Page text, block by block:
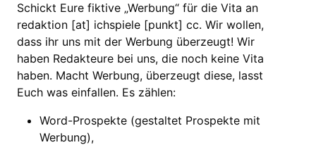
Schickt Eure fiktive „Werbung“ für die Vita an
redaktion [at] ichspiele [punkt] cc. Wir wollen,
dass ihr uns mit der Werbung überzeugt! Wir
haben Redakteure bei uns, die noch keine Vita
haben. Macht Werbung, überzeugt diese, lasst
Euch was einfallen. Es zählen:
Word-Prospekte (gestaltet Prospekte mit
Werbung),